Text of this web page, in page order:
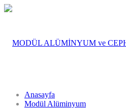
Anasayfa
Modül Alüminyum